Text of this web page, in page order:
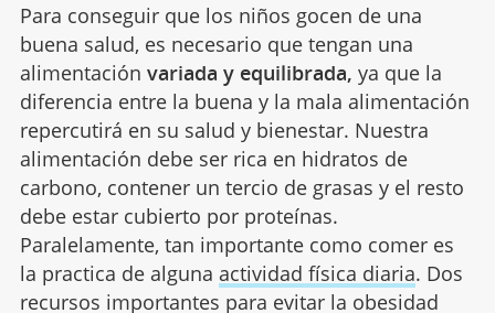
Para conseguir que los niños gocen de una
buena salud, es necesario que tengan una
alimentación variada y equilibrada, ya que la
diferencia entre la buena y la mala alimentación
repercutirá en su salud y bienestar. Nuestra
alimentación debe ser rica en hidratos de
carbono, contener un tercio de grasas y el resto
debe estar cubierto por proteínas.
Paralelamente, tan importante como comer es
la practica de alguna actividad física diaria. Dos
recursos importantes para evitar la obesidad